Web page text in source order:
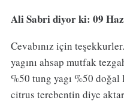
Ali Sabridiyor ki: 09
Cevabınız için
yagını ahsap mutfak
%50 tung yagı %50
citrus terebentin diye